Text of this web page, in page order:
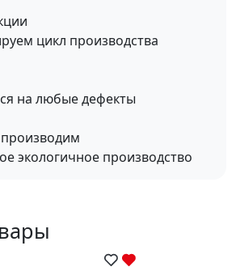
цикл производства
на любые дефекты
экологичное производство